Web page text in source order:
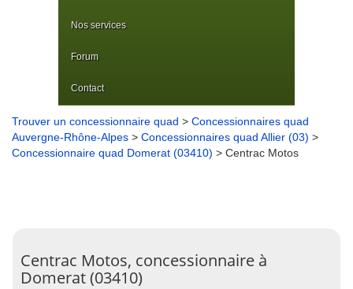
Nos services
Forum
Contact
Trouver un concessionnaire quad > Concessionnaires quad
Auvergne-Rhône-Alpes > Concessionnaires quad Allier (03) >
Concessionnaire quad Domerat (03410) > Centrac Motos
Centrac Motos, concessionnaire à
Domerat (03410)